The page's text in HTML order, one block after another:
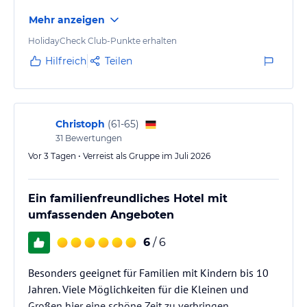
> Nutzung der Sauna
> Freizeitspecials:
>> Klettern an Kletterwand inkl. Kletterausrüstung
>> Leihboards für SUP inkl. Schwimmwesten
>> Leihkajaks inkl. Schwimmwesten
>> abwechslungsreicher Wochenplan mit geführten Bike-Touren,
Bogenschießen, Crossgolf, Küsten- oder Fackelwanderungen,
Outdoorkino, Schnupperkurs Surfen u.v.m.
>> Badminton inkl. Set
>> Volleyball inkl. Set
>> Tischkicker
>> Tischtennis
>> Bücher- und Spieleecke für Groß und Klein
>> Kinderbetreuung von 0,5-13 Jahre
>> wechselndes Wochenprogramm mit kreativen Bastelaktionen,
Mehr anzeigen
HolidayCheck Club-Punkte erhalten
Hilfreich Teilen
Christoph (61-65)
31 Bewertungen
Vor 3 Tagen • Verreist als Gruppe im Juli 2026
Ein familienfreundliches Hotel mit
umfassenden Angeboten
6 / 6
Besonders geeignet für Familien mit Kindern bis 10
Jahren. Viele Möglichkeiten für die Kleinen und